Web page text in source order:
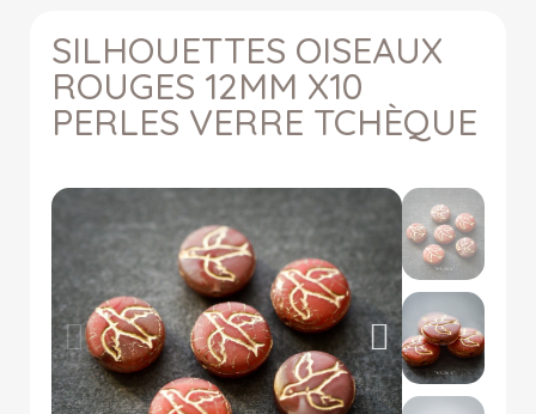
SILHOUETTES OISEAUX
ROUGES 12MM X10
PERLES VERRE TCHÈQUE